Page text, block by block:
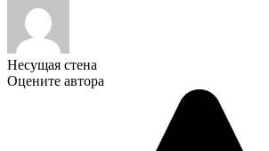
Несущая стена
Оцените автора